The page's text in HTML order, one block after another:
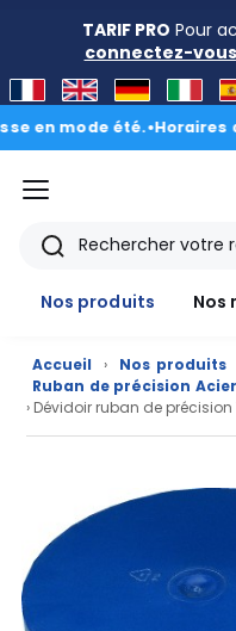
TARIF PRO Pour
connectez-vous
mode été.•Horaires
menu
Rechercher
Nos produits
Nos
Accueil › Nos produits
Ruban de précision Acier
› Dévidoir ruban de